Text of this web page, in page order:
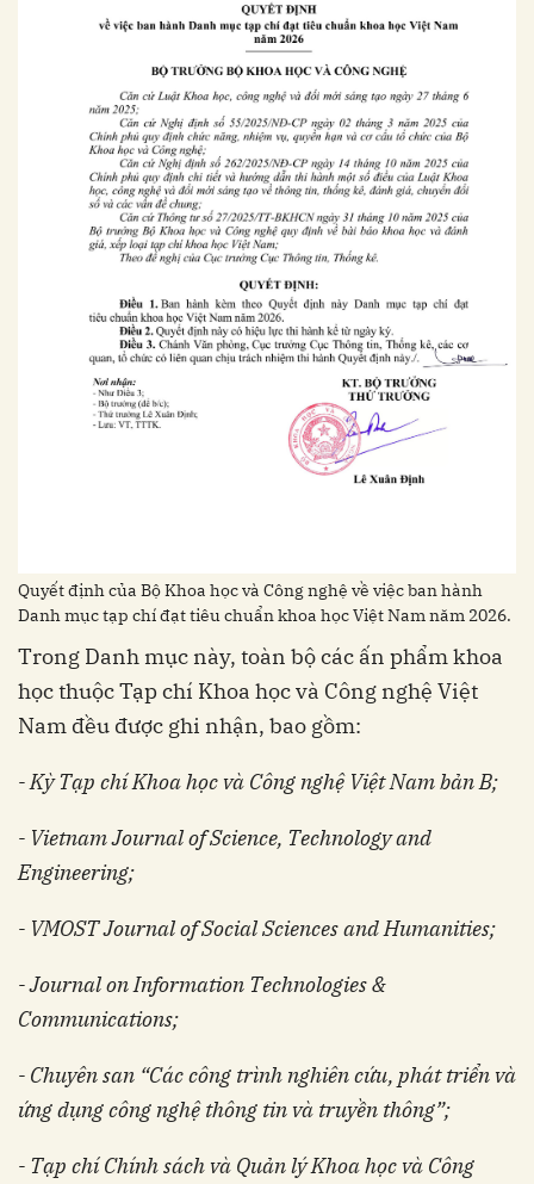
Quyết định của Bộ Khoa học và Công nghệ về việc ban hành
Danh mục tạp chí đạt tiêu chuẩn khoa học Việt Nam năm 2026.
Trong Danh mục này, toàn bộ các ấn phẩm khoa
học thuộc Tạp chí Khoa học và Công nghệ Việt
Nam đều được ghi nhận, bao gồm:
- Kỳ Tạp chí Khoa học và Công nghệ Việt Nam bản B;
- Vietnam Journal of Science, Technology and
Engineering;
- VMOST Journal of Social Sciences and Humanities;
- Journal on Information Technologies &
Communications;
- Chuyên san “Các công trình nghiên cứu, phát triển và
ứng dụng công nghệ thông tin và truyền thông”;
- Tạp chí Chính sách và Quản lý Khoa học và Công